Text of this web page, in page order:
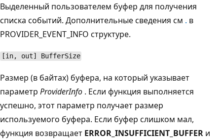
Выделенный пользователем буфер для получения
списка событий. Дополнительные сведения см . в
PROVIDER_EVENT_INFO структуре.
[in, out] BufferSize
Размер (в байтах) буфера, на который указывает
параметр ProviderInfo . Если функция выполняется
успешно, этот параметр получает размер
используемого буфера. Если буфер слишком мал,
функция возвращает ERROR_INSUFFICIENT_BUFFER и